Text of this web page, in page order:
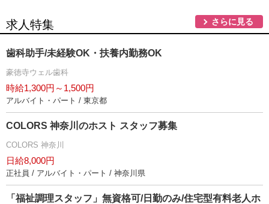
求人特集 さらに見る
歯科助手/未経験OK・扶養内勤務OK
豪徳寺ウェル歯科
時給1,300円～1,500円
アルバイト・パート / 東京都
COLORS 神奈川のホスト スタッフ募集
COLORS 神奈川
日給8,000円
正社員 / アルバイト・パート / 神奈川県
「福祉調理スタッフ」無資格可/日勤のみ/住宅型有料老人ホ